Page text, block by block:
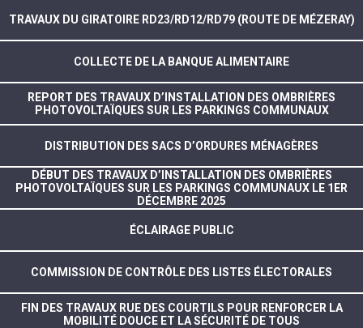
TRAVAUX DU GIRATOIRE RD23/RD12/RD79 (ROUTE DE MÉZERAY)
COLLECTE DE LA BANQUE ALIMENTAIRE
REPORT DES TRAVAUX D’INSTALLATION DES OMBRIÈRES
PHOTOVOLTAÏQUES SUR LES PARKINGS COMMUNAUX
DISTRIBUTION DES SACS D’ORDURES MÉNAGÈRES
DÉBUT DES TRAVAUX D’INSTALLATION DES OMBRIÈRES
PHOTOVOLTAÏQUES SUR LES PARKINGS COMMUNAUX LE 1ER
DÉCEMBRE 2025
ÉCLAIRAGE PUBLIC
COMMISSION DE CONTRÔLE DES LISTES ÉLECTORALES
FIN DES TRAVAUX RUE DES COURTILS POUR RENFORCER LA
MOBILITÉ DOUCE ET LA SÉCURITÉ DE TOUS